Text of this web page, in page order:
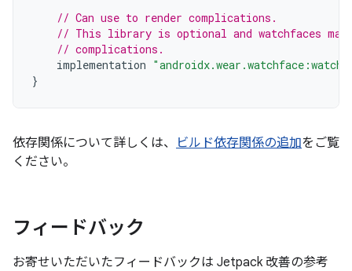
// Can use to render complications.
// This library is optional and watchfaces may
// complications.
implementation
}
依存関係について詳しくは、 ビルド依存関係の追加をご覧
ください。
フィードバック
お寄せいただいたフィードバックは Jetpack 改善の参考